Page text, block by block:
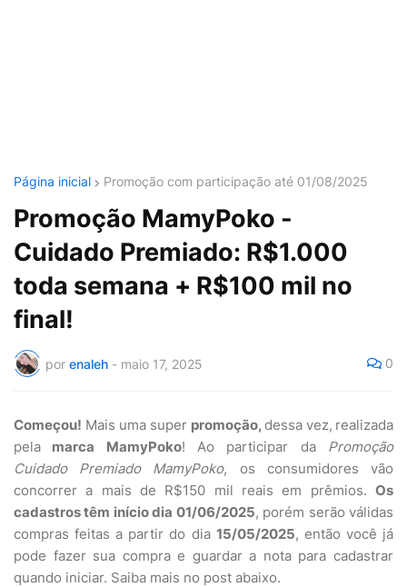
Página inicial Promoção com participação até 01/08/2025
Promoção MamyPoko -
Cuidado Premiado: R$1.000
toda semana + R$100 mil no
final!
por enaleh - maio 17, 2025 0
Começou! Mais uma super promoção,dessa vez, realizada
pela marca MamyPoko! Ao participar da Promoção
Cuidado Premiado MamyPoko, os consumidores vão
concorrer a mais de R$150 mil reais em prêmios. Os
cadastros têm início dia 01/06/2025, porém serão válidas
compras feitas a partir do dia 15/05/2025, então você já
pode fazer sua compra e guardar a nota para cadastrar
quando iniciar. Saiba mais no post abaixo.